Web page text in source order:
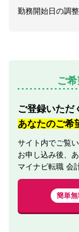
勤務開始日の調
ご
ご登録いただ
あなたのご希
サイト内でご覧
お申し込み後、
マイナビ転職 会
簡単無